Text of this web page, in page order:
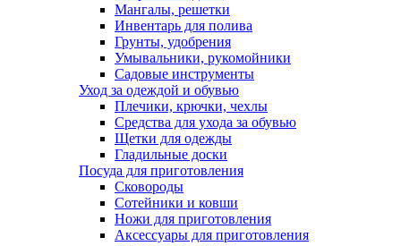
Мангалы, решетки
Инвентарь для полива
Грунты, удобрения
Умывальники, рукомойники
Садовые инструменты
Уход за одеждой и обувью
Плечики, крючки, чехлы
Средства для ухода за обувью
Щетки для одежды
Гладильные доски
Посуда для приготовления
Сковороды
Сотейники и ковши
Ножи для приготовления
Аксессуары для приготовления